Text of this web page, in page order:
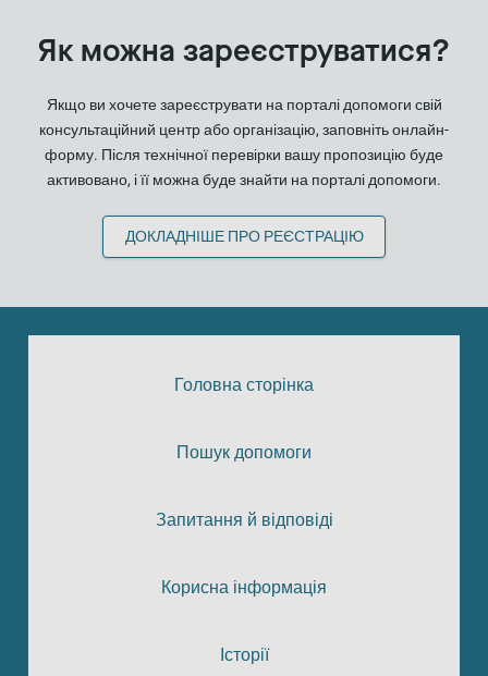
Як можна зареєструватися?
Якщо ви хочете зареєструвати на порталі допомоги свій
консультаційний центр або організацію, заповніть онлайн-
форму. Після технічної перевірки вашу пропозицію буде
активовано, і її можна буде знайти на порталі допомоги.
ДОКЛАДНІШЕ ПРО РЕЄСТРАЦІЮ
Головна сторінка
Пошук допомоги
Запитання й відповіді
Корисна інформація
Історії